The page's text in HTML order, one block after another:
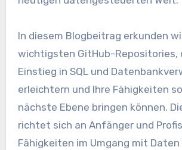
In diesem Blogbeitrag erkunden
wichtigsten GitHub-Repositories,
Einstieg in SQL und
erleichtern und Ihre Fähigkeiten
nächste Ebene bringen können.
richtet sich an Anfänger und
Fähigkeiten im Umgang mit